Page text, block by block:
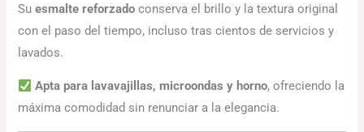
Suesmalte reforzado conserva el brillo y la textura original
con el paso del tiempo, incluso tras cientos de servicios y
lavados.
Apta para lavavajillas, microondas y horno, ofreciendo la
máxima comodidad sin renunciar a la elegancia.